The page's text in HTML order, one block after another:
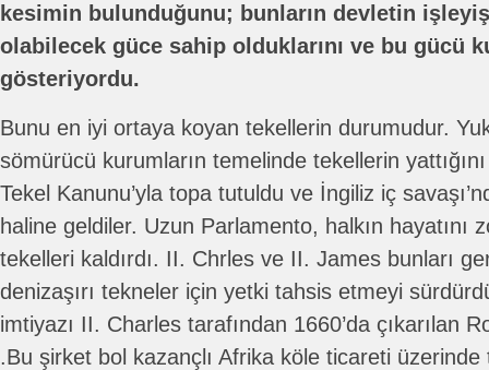
kesimin bulunduğunu; bunların devletin
olabilecek güce sahip olduklarını ve bu gücü
gösteriyordu.
Bunu en iyi ortaya koyan tekellerin durumudur.
sömürücü kurumların temelinde tekellerin
Tekel Kanunu’yla topa tutuldu ve İngiliz iç
haline geldiler. Uzun Parlamento, halkın hayatını
tekelleri kaldırdı. II. Chrles ve II. James bunları
denizaşırı tekneler için yetki tahsis etmeyi
imtiyazı II. Charles tarafından 1660’da çıkarılan
.Bu şirket bol kazançlı Afrika köle ticareti